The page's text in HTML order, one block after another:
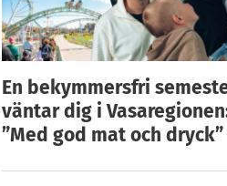
En bekymmersfri
väntar dig i
”Med god mat och dryck”